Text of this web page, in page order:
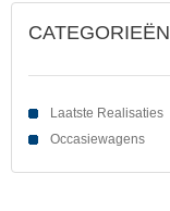
CATEGORIEËN
Laatste Realisaties
Occasiewagens